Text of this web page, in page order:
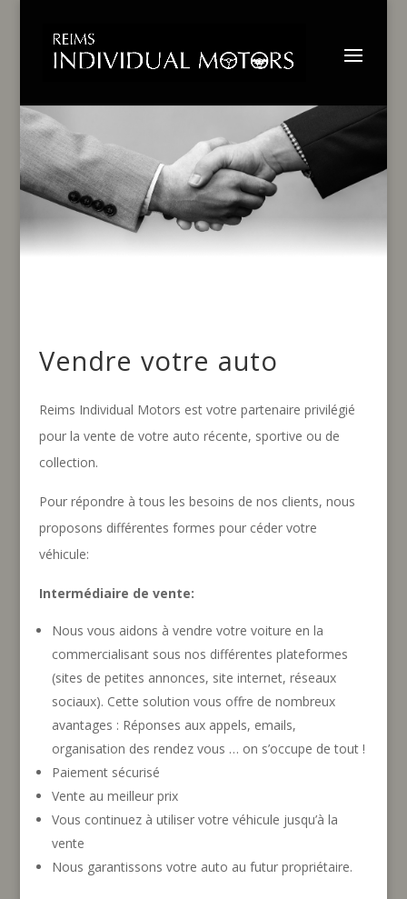
Vendre votre auto
Reims Individual Motors est votre partenaire privilégié
pour la vente de votre auto récente, sportive ou de
collection.
Pour répondre à tous les besoins de nos clients, nous
proposons différentes formes pour céder votre
véhicule:
Intermédiaire de vente:
Nous vous aidons à vendre votre voiture en la
commercialisant sous nos différentes plateformes
(sites de petites annonces, site internet, réseaux
sociaux). Cette solution vous offre de nombreux
avantages : Réponses aux appels, emails,
organisation des rendez vous … on s’occupe de tout !
Paiement sécurisé
Vente au meilleur prix
Vous continuez à utiliser votre véhicule jusqu’à la
vente
Nous garantissons votre auto au futur propriétaire.